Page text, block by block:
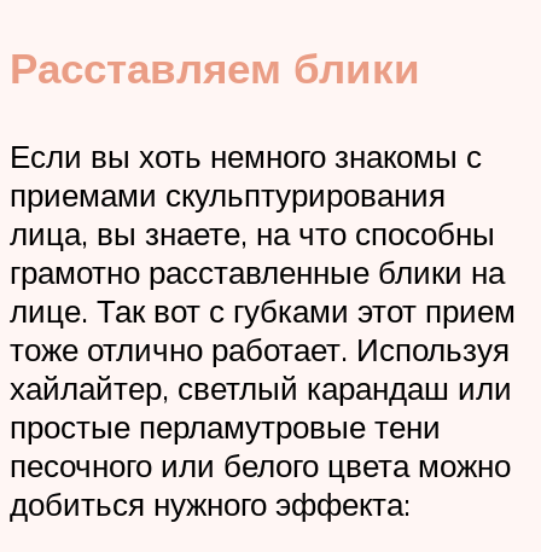
Расставляем блики
Если вы хоть немного знакомы с
приемами скульптурирования
лица, вы знаете, на что способны
грамотно расставленные блики на
лице. Так вот с губками этот прием
тоже отлично работает. Используя
хайлайтер, светлый карандаш или
простые перламутровые тени
песочного или белого цвета можно
добиться нужного эффекта: